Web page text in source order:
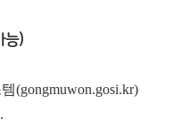
능)
(gongmuwon.gosi.kr)